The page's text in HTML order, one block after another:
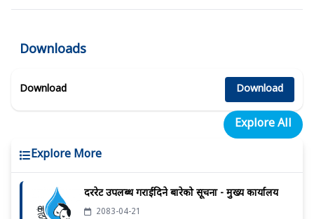
Downloads
Download Download
Explore All
Explore More
दररेट उपलब्ध गराईदिने बारेको सूचना - मुख्य कार्यालय
2083-04-21